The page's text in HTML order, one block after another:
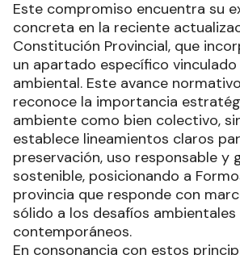
Este compromiso encuentra su
concreta en la reciente
Constitución Provincial, que
un apartado específico
ambiental. Este avance
reconoce la importancia
ambiente como bien colectivo,
establece lineamientos claros
preservación, uso responsable y
sostenible, posicionando a
provincia que responde con
sólido a los desafíos ambientales
contemporáneos.
En consonancia con estos